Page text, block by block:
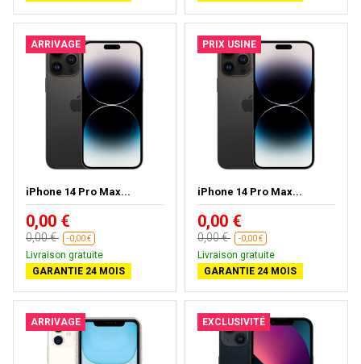
ARRIVAGE
iPhone 14 Pro Max...
0,00 €
0,00 € -0,00 €
Livraison gratuite
GARANTIE 24 MOIS
PRIX USINE
iPhone 14 Pro Max...
0,00 €
0,00 € -0,00 €
Livraison gratuite
GARANTIE 24 MOIS
ARRIVAGE EXCLUSIVITÉ